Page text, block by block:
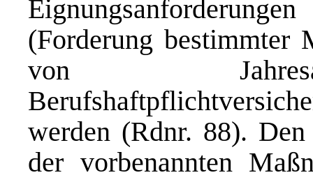
(Forderung bestimmter
von
werden (Rdnr. 88).
der vorbenannten